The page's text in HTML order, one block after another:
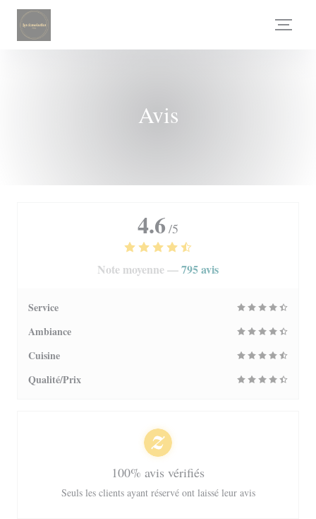
Personnalisation de vos choix en matière de cookies
Avis
4.6 /5
Note moyenne —795 avis
Service
Ambiance
Cuisine
Qualité/Prix
100% avis vérifiés
Seuls les clients ayant réservé ont laissé leur avis